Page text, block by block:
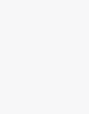
Wert ein